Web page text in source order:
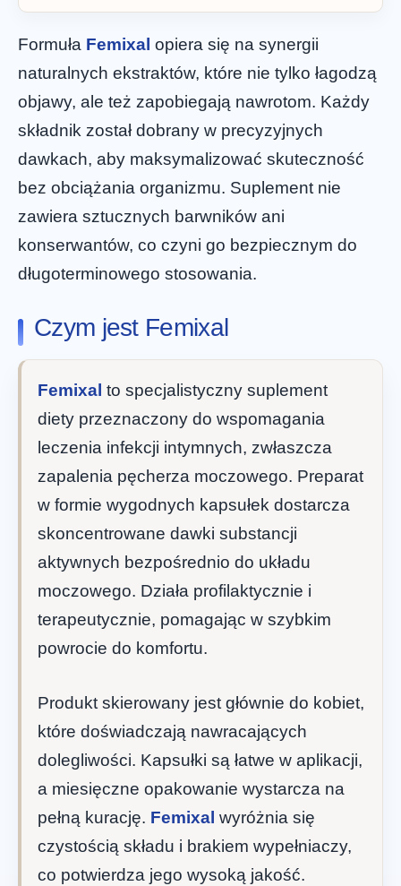
Formuła Femixal opiera się na synergii
naturalnych ekstraktów, które nie tylko łagodzą
objawy, ale też zapobiegają nawrotom. Każdy
składnik został dobrany w precyzyjnych
dawkach, aby maksymalizować skuteczność
bez obciążania organizmu. Suplement nie
zawiera sztucznych barwników ani
konserwantów, co czyni go bezpiecznym do
długoterminowego stosowania.
Czym jest Femixal
Femixal to specjalistyczny suplement
diety przeznaczony do wspomagania
leczenia infekcji intymnych, zwłaszcza
zapalenia pęcherza moczowego. Preparat
w formie wygodnych kapsułek dostarcza
skoncentrowane dawki substancji
aktywnych bezpośrednio do układu
moczowego. Działa profilaktycznie i
terapeutycznie, pomagając w szybkim
powrocie do komfortu.
Produkt skierowany jest głównie do kobiet,
które doświadczają nawracających
dolegliwości. Kapsułki są łatwe w aplikacji,
a miesięczne opakowanie wystarcza na
pełną kurację. Femixal wyróżnia się
czystością składu i brakiem wypełniaczy,
co potwierdza jego wysoką jakość.